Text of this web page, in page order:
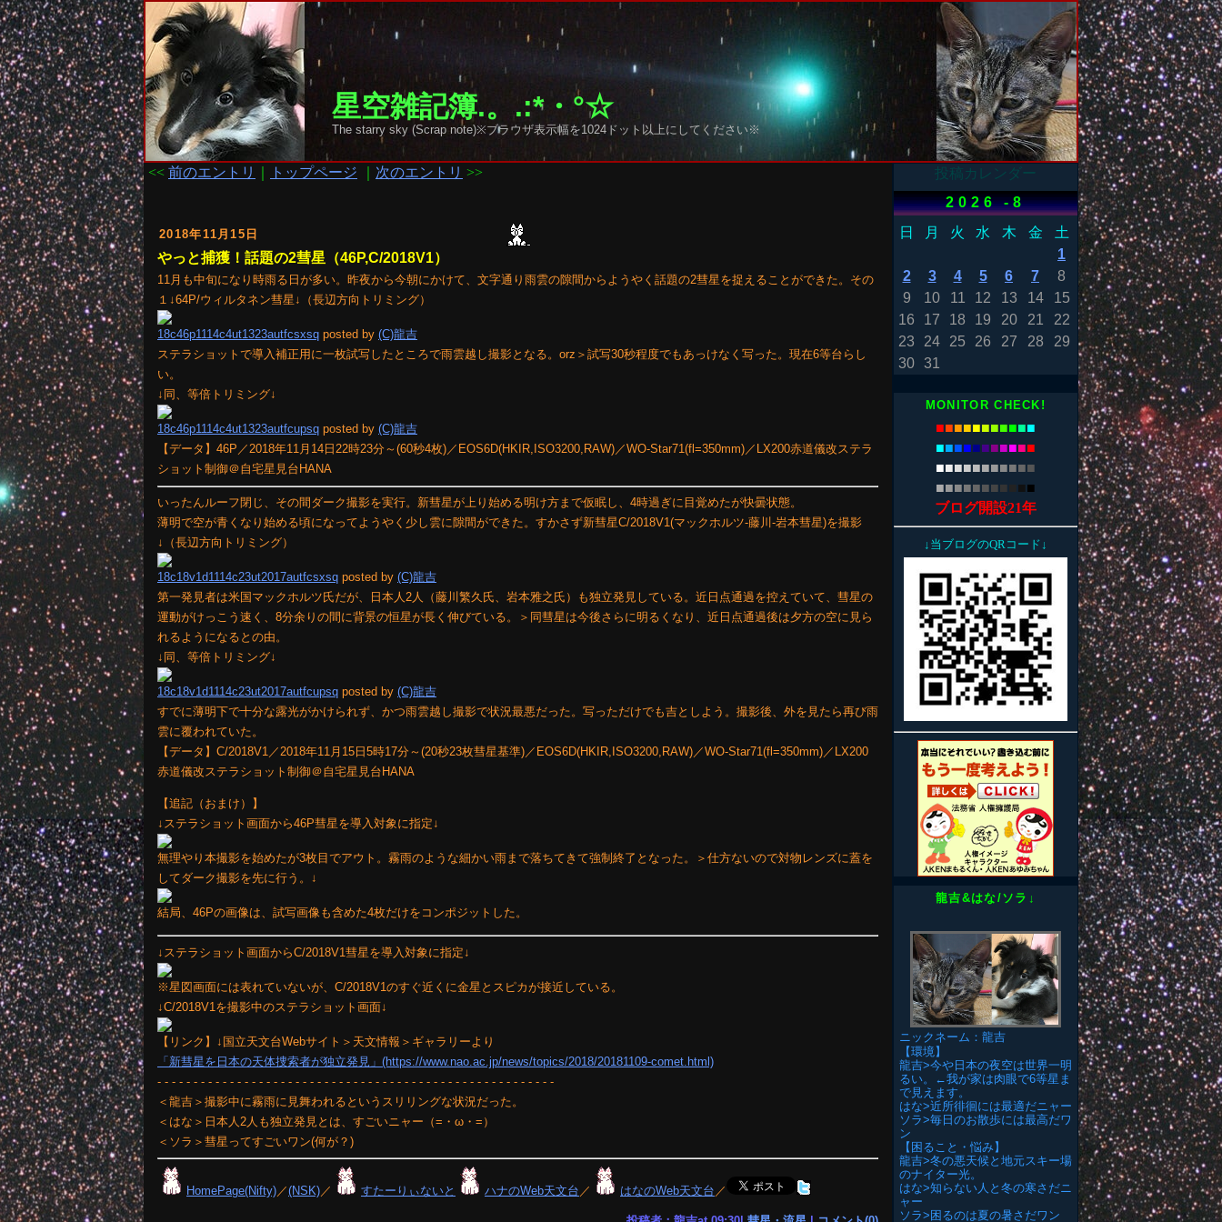
星空雑記簿.。.:*・°☆
The starry sky (Scrap note)※ブラウザ表示幅を1024ドット以上にしてください※
<< 前のエントリ トップページ 次のエントリ >>
2018年11月15日
やっと捕獲！話題の2彗星（46P,C/2018V1）
11月も中旬になり時雨る日が多い。昨夜から今朝にかけて、文字通り雨雲の隙間からようやく話題の2彗星を捉えることができた。その
１↓64P/ウィルタネン彗星↓（長辺方向トリミング）
18c46p1114c4ut1323autfcsxsq posted by (C)龍吉
ステラショットで導入補正用に一枚試写したところで雨雲越し撮影となる。orz＞試写30秒程度でもあっけなく写った。現在6等台らし
い。
↓同、等倍トリミング↓
18c46p1114c4ut1323autfcupsq posted by (C)龍吉
【データ】46P／2018年11月14日22時23分～(60秒4枚)／EOS6D(HKIR,ISO3200,RAW)／WO-Star71(fl=350mm)／LX200赤道儀改ステラ
ショット制御＠自宅星見台HANA
いったんルーフ閉じ、その間ダーク撮影を実行。新彗星が上り始める明け方まで仮眠し、4時過ぎに目覚めたが快曇状態。
薄明で空が青くなり始める頃になってようやく少し雲に隙間ができた。すかさず新彗星C/2018V1(マックホルツ-藤川-岩本彗星)を撮影
↓（長辺方向トリミング）
18c18v1d1114c23ut2017autfcsxsq posted by (C)龍吉
第一発見者は米国マックホルツ氏だが、日本人2人（藤川繁久氏、岩本雅之氏）も独立発見している。近日点通過を控えていて、彗星の
運動がけっこう速く、8分余りの間に背景の恒星が長く伸びている。＞同彗星は今後さらに明るくなり、近日点通過後は夕方の空に見ら
れるようになるとの由。
↓同、等倍トリミング↓
18c18v1d1114c23ut2017autfcupsq posted by (C)龍吉
すでに薄明下で十分な露光がかけられず、かつ雨雲越し撮影で状況最悪だった。写っただけでも吉としよう。撮影後、外を見たら再び雨
雲に覆われていた。
【データ】C/2018V1／2018年11月15日5時17分～(20秒23枚彗星基準)／EOS6D(HKIR,ISO3200,RAW)／WO-Star71(fl=350mm)／LX200
赤道儀改ステラショット制御＠自宅星見台HANA
【追記（おまけ）】
↓ステラショット画面から46P彗星を導入対象に指定↓
無理やり本撮影を始めたが3枚目でアウト。霧雨のような細かい雨まで落ちてきて強制終了となった。＞仕方ないので対物レンズに蓋を
してダーク撮影を先に行う。↓
結局、46Pの画像は、試写画像も含めた4枚だけをコンポジットした。
↓ステラショット画面からC/2018V1彗星を導入対象に指定↓
※星図画面には表れていないが、C/2018V1のすぐ近くに金星とスピカが接近している。
↓C/2018V1を撮影中のステラショット画面↓
【リンク】↓国立天文台Webサイト＞天文情報＞ギャラリーより
「新彗星を日本の天体捜索者が独立発見」(https://www.nao.ac.jp/news/topics/2018/20181109-comet.html)
- - - - - - - - - - - - - - - - - - - - - - - - - - - - - - - - - - - - - - - - - - - - - - - - - - - - - - -
＜龍吉＞撮影中に霧雨に見舞われるというスリリングな状況だった。
＜はな＞日本人2人も独立発見とは、すごいニャー（=・ω・=）
＜ソラ＞彗星ってすごいワン(何が？)
HomePage(Nifty) ／(NSK) ／ すたーりぃないと ハナのWeb天文台 ／ はなのWeb天文台 ／
投稿カレンダー
2026 -8
日
月 火 水 木 金
土
1
2
3 4 5 6 7
8
9
10 11 12 13 14
15
16
17 18 19 20 21
22
23
24 25 26 27 28
29
30 31
MONITOR CHECK!
■■■■■■■■■■■
■■■■■■■■■■■
■■■■■■■■■■■
■■■■■■■■ ■■
ブログ開設21年
↓当ブログのQRコード↓
龍吉&はな/ソラ↓
ニックネーム：龍吉
【環境】
龍吉>今や日本の夜空は世界一明
るい。←我が家は肉眼で6等星ま
で見えます。
はな>近所徘徊には最適だニャー
ソラ>毎日のお散歩には最高だワ
ン
【困ること・悩み】
龍吉>冬の悪天候と地元スキー場
のナイター光。
はな>知らない人と冬の寒さだニ
ャー
ソラ>困るのは夏の暑さだワン